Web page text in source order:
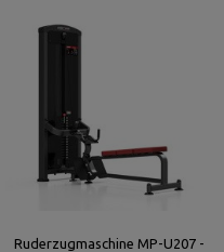
Ruderzugmaschine MP-U207 -